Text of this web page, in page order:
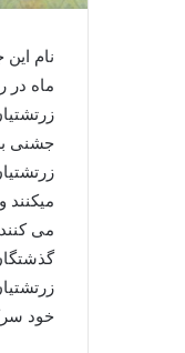
ماه در
جشنی
می
خود